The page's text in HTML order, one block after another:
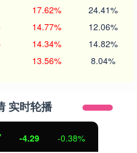
17.62% 24.41%
14.77% 12.06%
14.34% 14.82%
13.56% 8.04%
实时轮播
-4.29 -0.38%